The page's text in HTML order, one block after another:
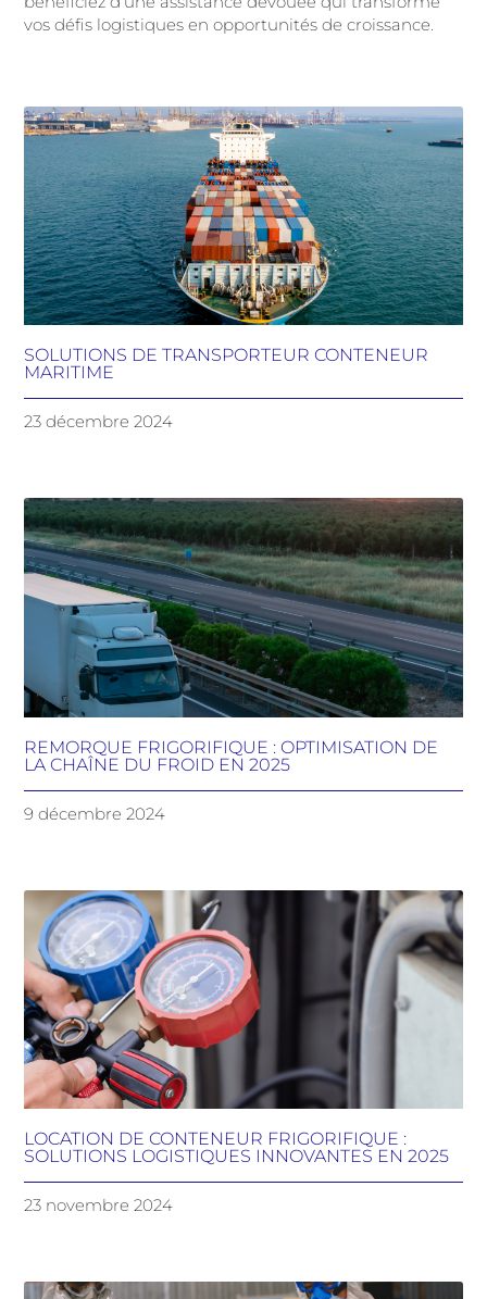
vos défis logistiques en opportunités de croissance.
SOLUTIONS DE TRANSPORTEUR CONTENEUR
MARITIME
23 décembre 2024
REMORQUE FRIGORIFIQUE : OPTIMISATION DE
LA CHAÎNE DU FROID EN 2025
9 décembre 2024
LOCATION DE CONTENEUR FRIGORIFIQUE :
SOLUTIONS LOGISTIQUES INNOVANTES EN 2025
23 novembre 2024